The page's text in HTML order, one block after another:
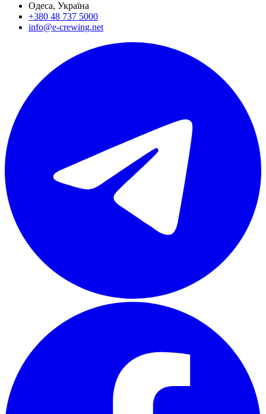
Одеса, Україна
+380 48 737 5000
info@e-crewing.net